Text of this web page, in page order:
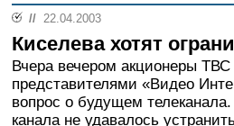
// 22.04.2003
Киселева хотят
Вчера вечером акционеры ТВС
представителями «Видео
вопрос о будущем
канала не удавалось